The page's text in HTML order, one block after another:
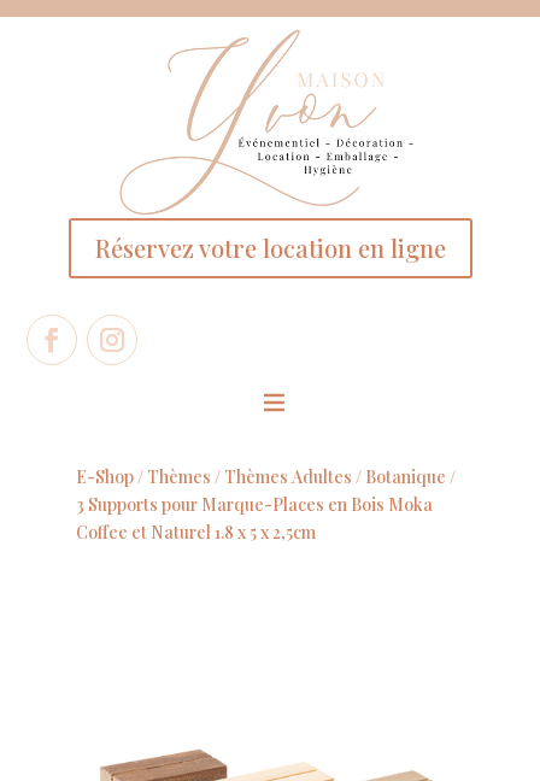
Réservez votre location en ligne
E-Shop / Thèmes / Thèmes Adultes / Botanique /
3 Supports pour Marque-Places en Bois Moka
Coffee et Naturel 1.8 x 5 x 2,5cm
Panneau de gestion des cookies